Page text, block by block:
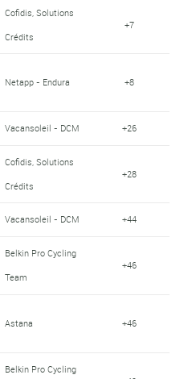
Cofidis, Solutions
Crédits
+7
Netapp - Endura +8
Vacansoleil - DCM +26
Cofidis, Solutions
Crédits
+28
Vacansoleil - DCM +44
Belkin Pro Cycling
Team
+46
Astana +46
Belkin Pro Cycling